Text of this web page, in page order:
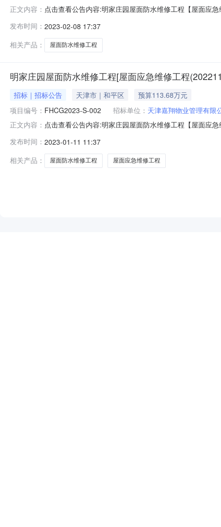
正文内容： 点击查看公告内容:明家庄园屋面防水维修工程【屋面应
庄园屋面防水维修工程【屋面应急维修工程（20221111
发布时间： 2023-02-08 17:37
相关产品：
屋面防水维修工程
明家庄园屋面防水维修工程[屋面应急维修工程
招标｜招标公告 天津市｜和平区
预算113.68万元
项目编号： FHCG2023-S-002 招标单位： 天津嘉翔物业管理有限
正文内容： 点击查看公告内容:明家庄园屋面防水维修工程【屋面应
明家庄园屋面防水维修工程【屋面应急维修工程（
发布时间： 2023-01-11 11:37
相关产品：
屋面防水维修工程 屋面应急维修工程